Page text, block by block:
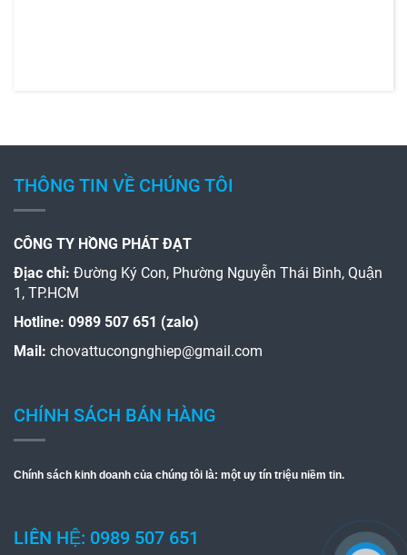
THÔNG TIN VỀ CHÚNG TÔI
CÔNG TY HỒNG PHÁT ĐẠT
Địac chỉ: Đường Ký Con, Phường Nguyễn Thái Bình, Quận
1, TP.HCM
Hotline: 0989 507 651 (zalo)
Mail: chovattucongnghiep@gmail.com
CHÍNH SÁCH BÁN HÀNG
Chính sách kinh doanh của chúng tôi là: một uy tín triệu niềm tin.
LIÊN HỆ: 0989 507 651